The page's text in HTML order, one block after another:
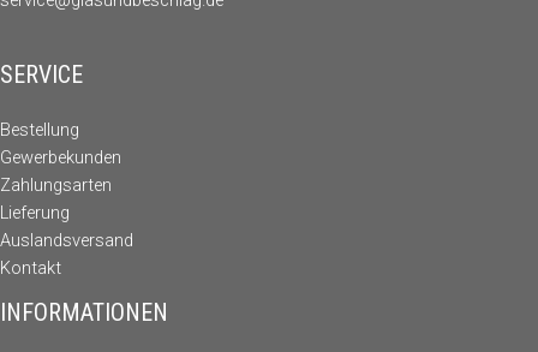
SERVICE
Bestellung
Gewerbekunden
Zahlungsarten
Lieferung
Auslandsversand
Kontakt
INFORMATIONEN